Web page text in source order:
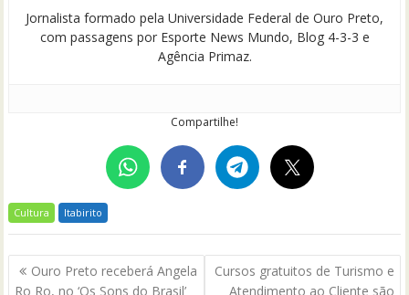
Jornalista formado pela Universidade Federal de Ouro Preto,
com passagens por Esporte News Mundo, Blog 4-3-3 e
Agência Primaz.
Compartilhe!
Cultura Itabirito
Navegação
Ouro Preto receberá Angela
Ro Ro, no ‘Os Sons do Brasil’
Cursos gratuitos de Turismo e
Atendimento ao Cliente são